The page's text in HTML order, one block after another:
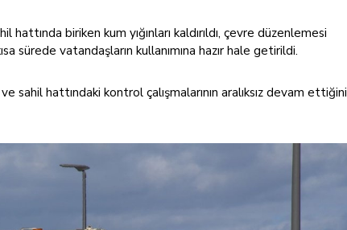
biriken kum yığınları kaldırıldı, çevre düzenlemesi
sürede vatandaşların kullanımına hazır hale getirildi.
sahil hattındaki kontrol çalışmalarının aralıksız devam ettiğini